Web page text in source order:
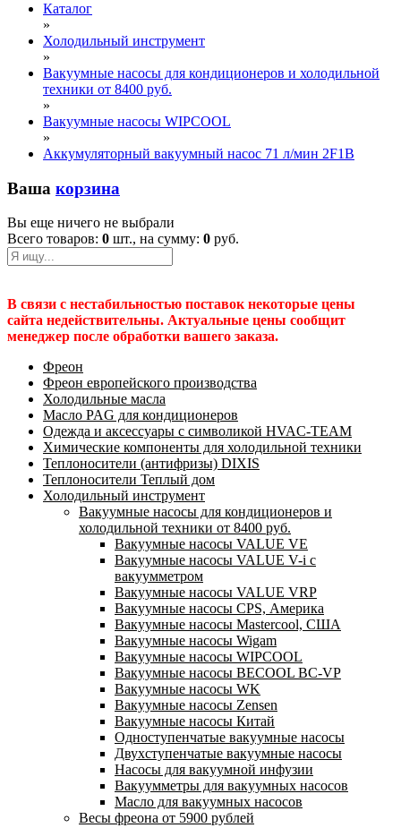
Каталог
»
Холодильный инструмент
»
Вакуумные насосы для кондиционеров и холодильной
техники от 8400 руб.
»
Вакуумные насосы WIPCOOL
»
Аккумуляторный вакуумный насос 71 л/мин 2F1B
Ваша корзина
Вы еще ничего не выбрали
Всего товаров: 0 шт., на сумму: 0 руб.
В связи с нестабильностью поставок некоторые цены
сайта недействительны. Актуальные цены сообщит
менеджер после обработки вашего заказа.
Фреон
Фреон европейского производства
Холодильные масла
Масло PAG для кондиционеров
Одежда и аксессуары с символикой HVAC-TEAM
Химические компоненты для холодильной техники
Теплоносители (антифризы) DIXIS
Теплоносители Теплый дом
Холодильный инструмент
Вакуумные насосы для кондиционеров и
холодильной техники от 8400 руб.
Вакуумные насосы VALUE VE
Вакуумные насосы VALUE V-i с
вакуумметром
Вакуумные насосы VALUE VRP
Вакуумные насосы CPS, Америка
Вакуумные насосы Mastercool, США
Вакуумные насосы Wigam
Вакуумные насосы WIPCOOL
Вакуумные насосы BECOOL BC-VP
Вакуумные насосы WK
Вакуумные насосы Zensen
Вакуумные насосы Китай
Одноступенчатые вакуумные насосы
Двухступенчатые вакуумные насосы
Насосы для вакуумной инфузии
Вакуумметры для вакуумных насосов
Масло для вакуумных насосов
Весы фреона от 5900 рублей